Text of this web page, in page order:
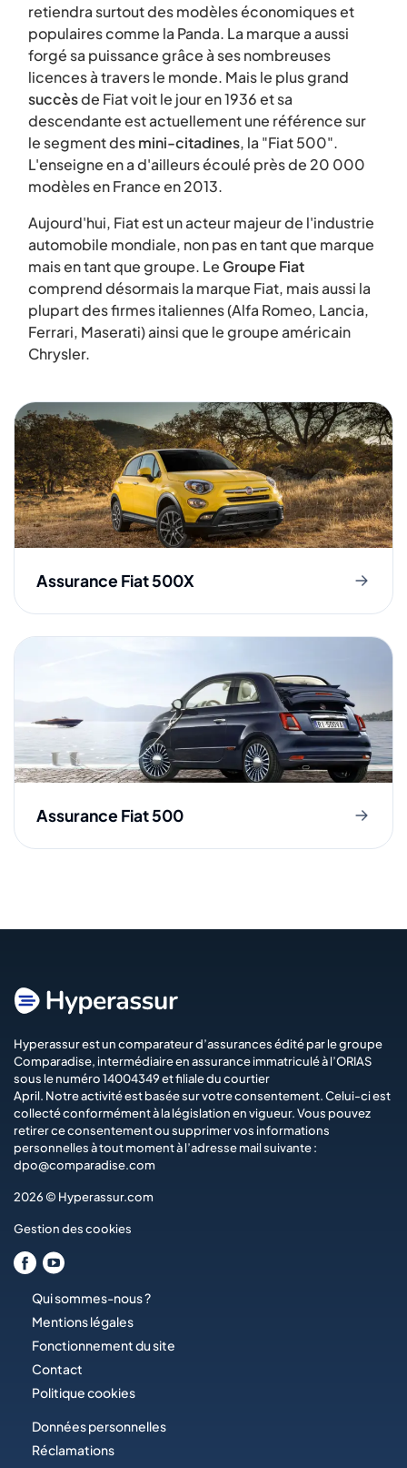
retiendra surtout des modèles économiques et
populaires comme la Panda. La marque a aussi
forgé sa puissance grâce à ses nombreuses
licences à travers le monde. Mais le plus grand
succèsde Fiat voit le jour en 1936 et sa
descendante est actuellement une référence sur
le segment desmini-citadines, la "Fiat 500".
L'enseigne en a d'ailleurs écoulé près de 20 000
modèles en France en 2013.
Aujourd'hui, Fiat est un acteur majeur de l'industrie
automobile mondiale, non pas en tant que marque
mais en tant que groupe. Le Groupe Fiat
comprend désormais la marque Fiat, mais aussi la
plupart des firmes italiennes (Alfa Romeo, Lancia,
Ferrari, Maserati) ainsi que le groupe américain
Chrysler.
Assurance Fiat 500X
Assurance Fiat 500
Hyperassur est un comparateur d’assurances édité par le groupe
Comparadise, intermédiaire en assurance immatriculé à l’ORIAS
sous le numéro 14004349 et filiale du courtier
April. Notre activité est basée sur votre consentement. Celui-ci est
collecté conformément à la législation en vigueur. Vous pouvez
retirer ce consentement ou supprimer vos informations
personnelles à tout moment à l’adresse mail suivante :
dpo@comparadise.com
2026 © Hyperassur.com
Gestion des cookies
Qui sommes-nous ?
Mentions légales
Fonctionnement du site
Contact
Politique cookies
Données personnelles
Réclamations